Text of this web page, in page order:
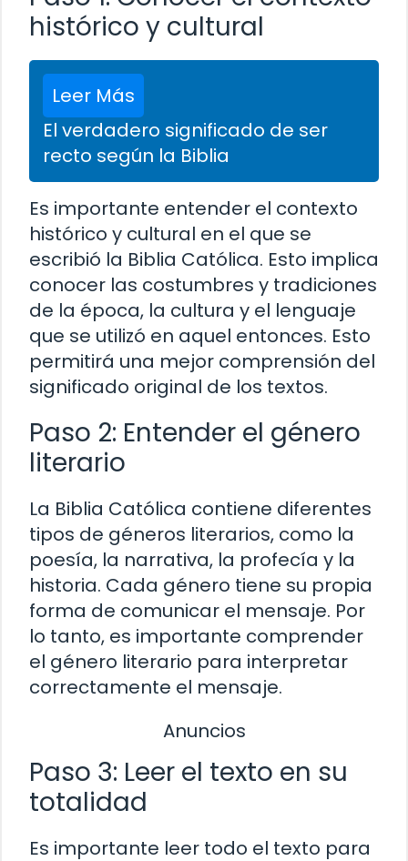
histórico y cultural
Leer Más
El verdadero significado de ser
recto según la Biblia
Es importante entender el contexto
histórico y cultural en el que se
escribió la Biblia Católica. Esto implica
conocer las costumbres y tradiciones
de la época, la cultura y el lenguaje
que se utilizó en aquel entonces. Esto
permitirá una mejor comprensión del
significado original de los textos.
Paso 2: Entender el género
literario
La Biblia Católica contiene diferentes
tipos de géneros literarios, como la
poesía, la narrativa, la profecía y la
historia. Cada género tiene su propia
forma de comunicar el mensaje. Por
lo tanto, es importante comprender
el género literario para interpretar
correctamente el mensaje.
Anuncios
Paso 3: Leer el texto en su
totalidad
Es importante leer todo el texto para